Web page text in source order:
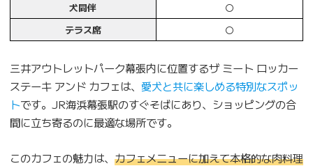
犬同伴
〇
テラス席
〇
三井アウトレットパーク幕張内に位置するザ ミート ロッカー
ステーキ アンド カフェは、 愛犬と共に楽しめる特別なスポッ
トです。JR海浜幕張駅のすぐそばにあり、ショッピングの合
間に立ち寄るのに最適な場所です。
このカフェの魅力は、 カフェメニューに加えて本格的な肉料理